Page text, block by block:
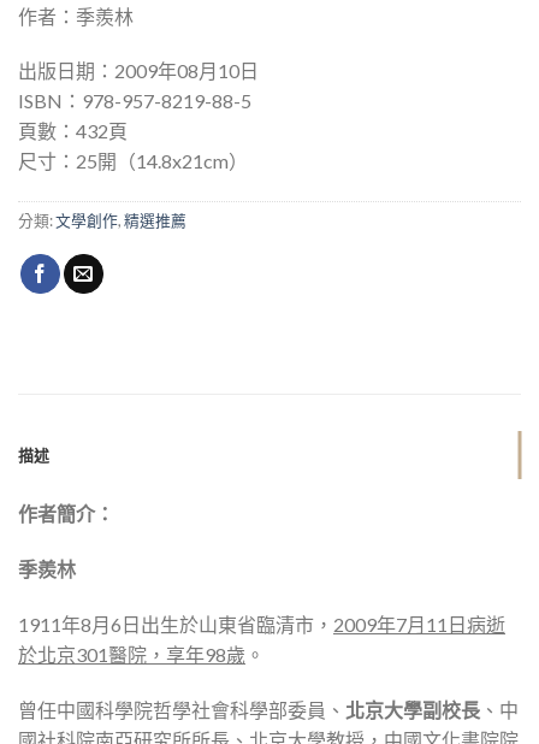
作者：季羨林
出版日期：2009年08月10日
ISBN：978-957-8219-88-5
頁數：432頁
尺寸：25開（14.8x21cm）
分類:文學創作,精選推薦
描述
作者簡介：
季羨林
1911年8月6日出生於山東省臨清市， 2009年7月11日病逝
於北京301醫院，享年98歲 。
曾任中國科學院哲學社會科學部委員、 北京大學副校長 、中
國社科院南亞研究所所長、北京大學教授，中國文化書院院